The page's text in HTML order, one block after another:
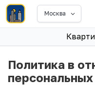
Москва
Политика в